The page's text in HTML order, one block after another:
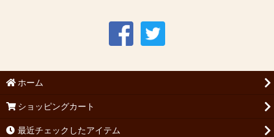
ホーム
ショッピングカート
最近チェックしたアイテム